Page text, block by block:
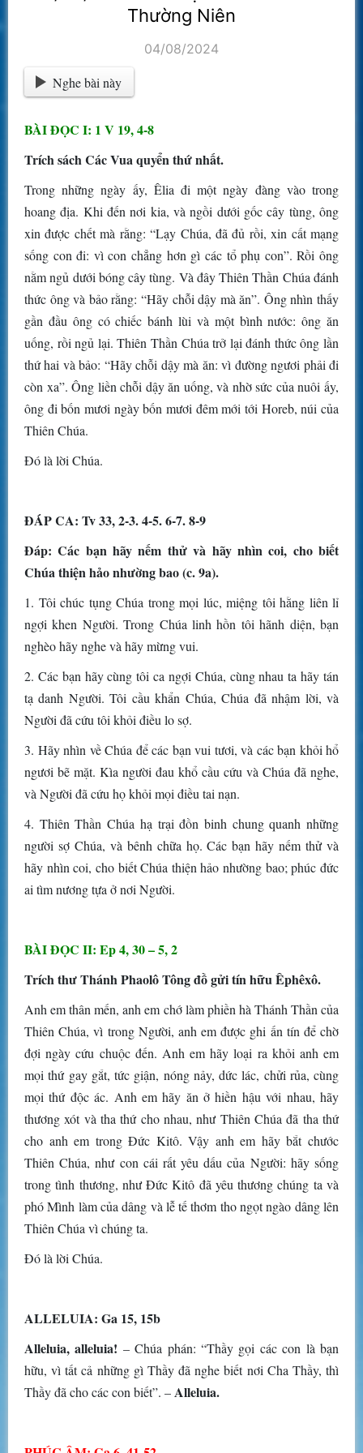
Thường Niên
04/08/2024
Nghe bài này
BÀI ĐỌC I: 1 V 19, 4-8
Trích sách Các Vua quyển thứ nhất.
Trong những ngày ấy, Êlia đi một ngày đàng vào trong
hoang địa. Khi đến nơi kia, và ngồi dưới gốc cây tùng, ông
xin được chết mà rằng: “Lạy Chúa, đã đủ rồi, xin cất mạng
sống con đi: vì con chẳng hơn gì các tổ phụ con”. Rồi ông
nằm ngủ dưới bóng cây tùng. Và đây Thiên Thần Chúa đánh
thức ông và bảo rằng: “Hãy chỗi dậy mà ăn”. Ông nhìn thấy
gần đầu ông có chiếc bánh lùi và một bình nước: ông ăn
uống, rồi ngủ lại. Thiên Thần Chúa trở lại đánh thức ông lần
thứ hai và bảo: “Hãy chỗi dậy mà ăn: vì đường ngươi phải đi
còn xa”. Ông liền chỗi dậy ăn uống, và nhờ sức của nuôi ấy,
ông đi bốn mươi ngày bốn mươi đêm mới tới Horeb, núi của
Thiên Chúa.
Ðó là lời Chúa.
ÐÁP CA: Tv 33, 2-3. 4-5. 6-7. 8-9
Ðáp: Các bạn hãy nếm thử và hãy nhìn coi, cho biết
Chúa thiện hảo nhường bao (c. 9a).
1. Tôi chúc tụng Chúa trong mọi lúc, miệng tôi hằng liên lỉ
ngợi khen Người. Trong Chúa linh hồn tôi hãnh diện, bạn
nghèo hãy nghe và hãy mừng vui.
2. Các bạn hãy cùng tôi ca ngợi Chúa, cùng nhau ta hãy tán
tạ danh Người. Tôi cầu khẩn Chúa, Chúa đã nhậm lời, và
Người đã cứu tôi khỏi điều lo sợ.
3. Hãy nhìn về Chúa để các bạn vui tươi, và các bạn khỏi hổ
ngươi bẽ mặt. Kìa người đau khổ cầu cứu và Chúa đã nghe,
và Người đã cứu họ khỏi mọi điều tai nạn.
4. Thiên Thần Chúa hạ trại đồn binh chung quanh những
người sợ Chúa, và bênh chữa họ. Các bạn hãy nếm thử và
hãy nhìn coi, cho biết Chúa thiện hảo nhường bao; phúc đức
ai tìm nương tựa ở nơi Người.
BÀI ĐỌC II: Ep 4, 30 – 5, 2
Trích thư Thánh Phaolô Tông đồ gửi tín hữu Êphêxô.
Anh em thân mến, anh em chớ làm phiền hà Thánh Thần của
Thiên Chúa, vì trong Người, anh em được ghi ấn tín để chờ
đợi ngày cứu chuộc đến. Anh em hãy loại ra khỏi anh em
mọi thứ gay gắt, tức giận, nóng nảy, dức lác, chửi rủa, cùng
mọi thứ độc ác. Anh em hãy ăn ở hiền hậu với nhau, hãy
thương xót và tha thứ cho nhau, như Thiên Chúa đã tha thứ
cho anh em trong Ðức Kitô. Vậy anh em hãy bắt chước
Thiên Chúa, như con cái rất yêu dấu của Người: hãy sống
trong tình thương, như Ðức Kitô đã yêu thương chúng ta và
phó Mình làm của dâng và lễ tế thơm tho ngọt ngào dâng lên
Thiên Chúa vì chúng ta.
Ðó là lời Chúa.
ALLELUIA: Ga 15, 15b
Alleluia, alleluia! – Chúa phán: “Thầy gọi các con là bạn
hữu, vì tất cả những gì Thầy đã nghe biết nơi Cha Thầy, thì
Thầy đã cho các con biết”. –Alleluia.